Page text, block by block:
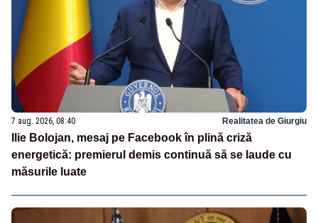
7 aug. 2026, 08:40 Realitatea de Giurgiu
Ilie Bolojan, mesaj pe Facebook în plină criză
energetică: premierul demis continuă să se laude cu
măsurile luate